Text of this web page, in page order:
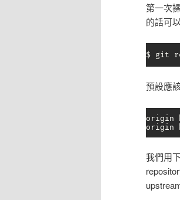
第一次
的話可
$ git
預設應
origin
origin
我們用